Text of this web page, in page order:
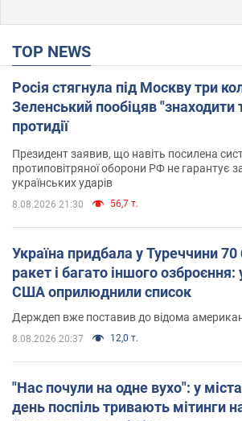
TOP NEWS
Росія стягнула під Москву три
Зеленський пообіцяв "знаходити
протидії
Президент заявив, що навіть посилена
протиповітряної оборони РФ не гарантує
українських ударів
8.08.2026 21:30 56,7 т.
Україна придбала у Туреччини 70
ракет і багато іншого
США оприлюднили список
Держдеп вже поставив до відома
8.08.2026 20:37 12,0 т.
"Нас почули на одне вухо": у
день поспіль тривають мітинги